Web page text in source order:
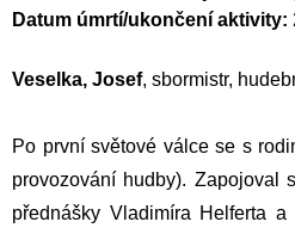
Datum úmrtí/ukončení aktivity:
Veselka, Josef, sbormistr,
Po první světové válce se s
provozování hudby). Zapojoval
přednášky Vladimíra Helferta